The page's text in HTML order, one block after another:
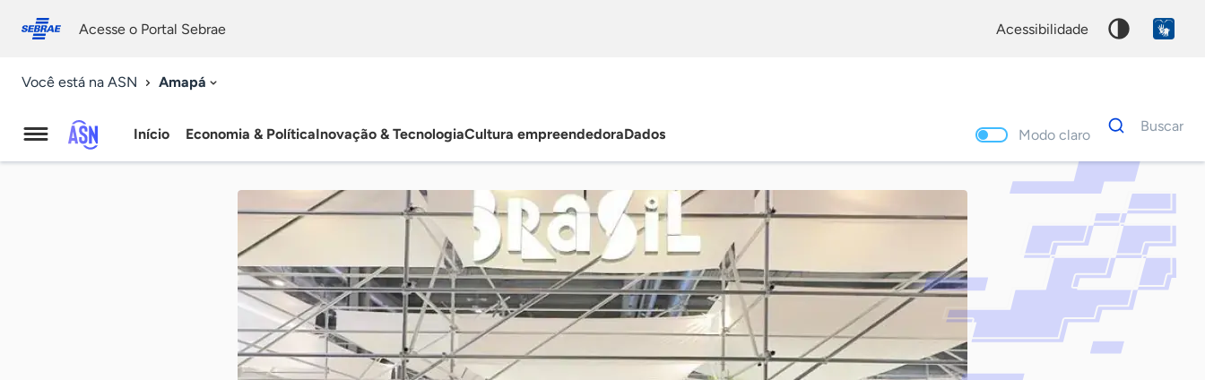
conosco
Acesse o Portal Sebrae acessibilidade
Você está na ASN Amapá
Agência
Início Economia & PolíticaInovação & TecnologiaCultura empreendedoraDados Modo claro
Dados
para
Buscar
Palavra
chave